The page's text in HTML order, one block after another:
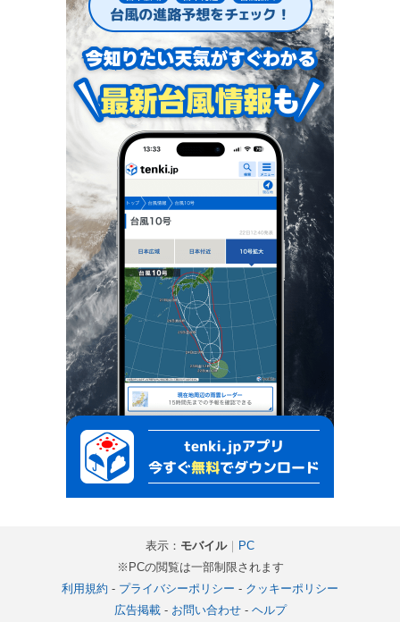
表示： モバイル｜ PC
※PCの閲覧は一部制限されます
利用規約 - プライバシーポリシー - クッキーポリシー
広告掲載- お問い合わせ- ヘルプ